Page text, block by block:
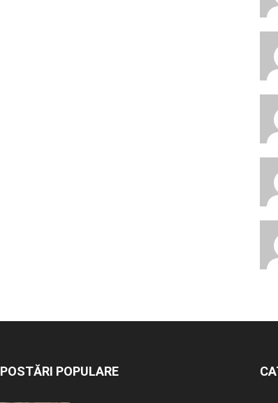
POSTĂRI POPULARE